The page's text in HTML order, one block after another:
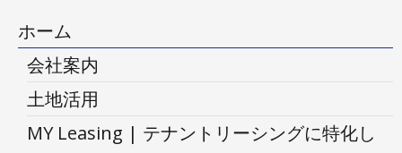
ホーム
会社案内
土地活用
MY Leasing | テナントリーシングに特化し